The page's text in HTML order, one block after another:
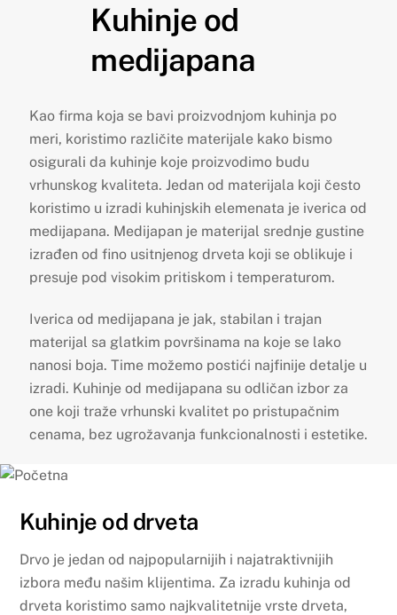
Kuhinje od
medijapana
Kao firma koja se bavi proizvodnjom kuhinja po
meri, koristimo različite materijale kako bismo
osigurali da kuhinje koje proizvodimo budu
vrhunskog kvaliteta. Jedan od materijala koji često
koristimo u izradi kuhinjskih elemenata je iverica od
medijapana. Medijapan je materijal srednje gustine
izrađen od fino usitnjenog drveta koji se oblikuje i
presuje pod visokim pritiskom i temperaturom.
Iverica od medijapana je jak, stabilan i trajan
materijal sa glatkim površinama na koje se lako
nanosi boja. Time možemo postići najfinije detalje u
izradi. Kuhinje od medijapana su odličan izbor za
one koji traže vrhunski kvalitet po pristupačnim
cenama, bez ugrožavanja funkcionalnosti i estetike.
Kuhinje od drveta
Drvo je jedan od najpopularnijih i najatraktivnijih
izbora među našim klijentima. Za izradu kuhinja od
drveta koristimo samo najkvalitetnije vrste drveta,